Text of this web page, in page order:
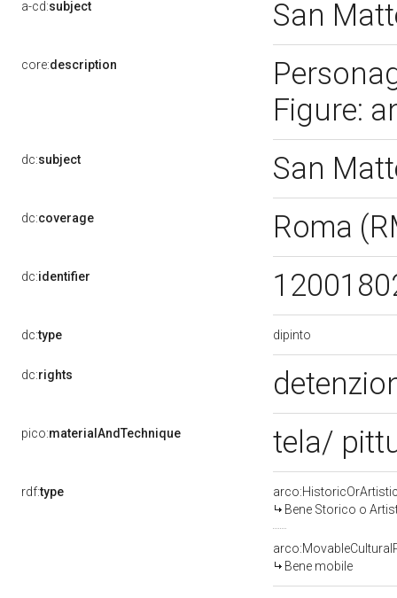
a-cd:subject San
core:description
Figure:
dc:subject San
dc:coverage Roma
dc:identifier
dc:type dipinto
dc:rights
pico:materialAndTechnique tela/
rdf:type
Bene Storico o
Bene mobile